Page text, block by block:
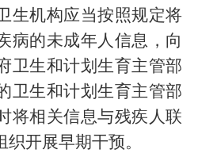
生机构应当按照规定将
病的未成年人信息，向
卫生和计划生育主管部
卫生和计划生育主管部
将相关信息与残疾人联
开展早期干预。